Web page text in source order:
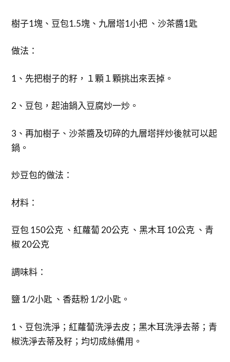
樹子1塊、豆包1.5塊、九層塔1小把 、沙茶醬1匙
做法：
1、先把樹子的籽，１顆１顆挑出來丟掉。
2、豆包，起油鍋入豆腐炒一炒。
3、再加樹子、沙茶醬及切碎的九層塔拌炒後就可以起
鍋。
炒豆包的做法：
材料：
豆包 150公克 、紅蘿蔔 20公克 、黑木耳 10公克 、青
椒 20公克
調味料：
鹽 1/2小匙 、香菇粉 1/2小匙。
1、豆包洗淨；紅蘿蔔洗淨去皮；黑木耳洗淨去蒂；青
椒洗淨去蒂及籽；均切成絲備用。